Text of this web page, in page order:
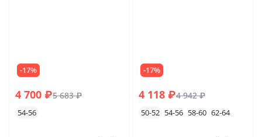
-17%
4 700 ₽5 683 ₽
54-56
-17%
4 118 ₽4 942 ₽
50-52 54-56 58-60 62-64